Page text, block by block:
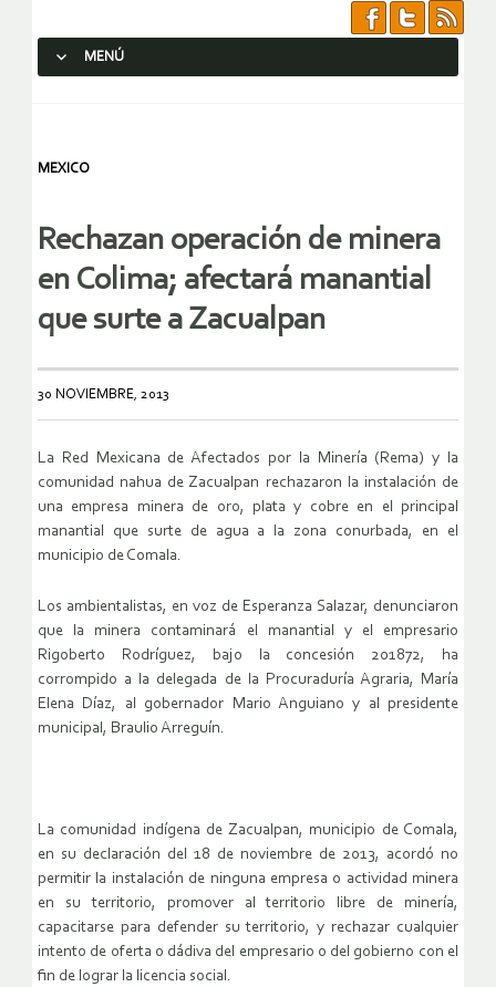
MENÚ
MEXICO
Rechazan operación de minera
en Colima; afectará manantial
que surte a Zacualpan
30 NOVIEMBRE, 2013
La Red Mexicana de Afectados por la Minería (Rema) y la
comunidad nahua de Zacualpan rechazaron la instalación de
una empresa minera de oro, plata y cobre en el principal
manantial que surte de agua a la zona conurbada, en el
municipio de Comala.
Los ambientalistas, en voz de Esperanza Salazar, denunciaron
que la minera contaminará el manantial y el empresario
Rigoberto Rodríguez, bajo la concesión 201872, ha
corrompido a la delegada de la Procuraduría Agraria, María
Elena Díaz, al gobernador Mario Anguiano y al presidente
municipal, Braulio Arreguín.
La comunidad indígena de Zacualpan, municipio de Comala,
en su declaración del 18 de noviembre de 2013, acordó no
permitir la instalación de ninguna empresa o actividad minera
en su territorio, promover al territorio libre de minería,
capacitarse para defender su territorio, y rechazar cualquier
intento de oferta o dádiva del empresario o del gobierno con el
fin de lograr la licencia social.